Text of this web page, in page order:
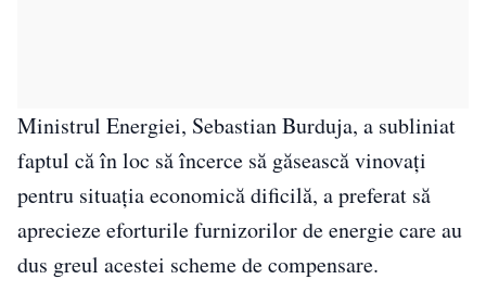
Ministrul Energiei, Sebastian Burduja, a subliniat
faptul că în loc să încerce să găsească vinovați
pentru situația economică dificilă, a preferat să
aprecieze eforturile furnizorilor de energie care au
dus greul acestei scheme de compensare.